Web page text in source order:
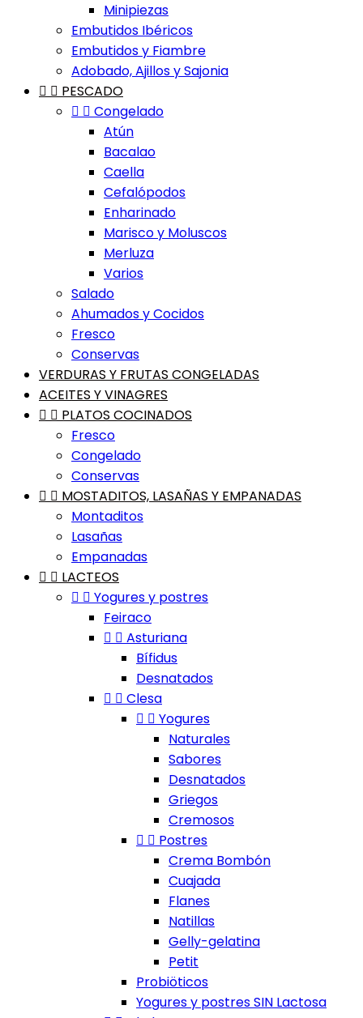
Minipiezas
Embutidos Ibéricos
Embutidos y Fiambre
Adobado, Ajillos y Sajonia
  PESCADO
  Congelado
Atún
Bacalao
Caella
Cefalópodos
Enharinado
Marisco y Moluscos
Merluza
Varios
Salado
Ahumados y Cocidos
Fresco
Conservas
VERDURAS Y FRUTAS CONGELADAS
ACEITES Y VINAGRES
  PLATOS COCINADOS
Fresco
Congelado
Conservas
  MOSTADITOS, LASAÑAS Y EMPANADAS
Montaditos
Lasañas
Empanadas
  LACTEOS
  Yogures y postres
Feiraco
  Asturiana
Bífidus
Desnatados
  Clesa
  Yogures
Naturales
Sabores
Desnatados
Griegos
Cremosos
  Postres
Crema Bombón
Cuajada
Flanes
Natillas
Gelly-gelatina
Petit
Probiöticos
Yogures y postres SIN Lactosa